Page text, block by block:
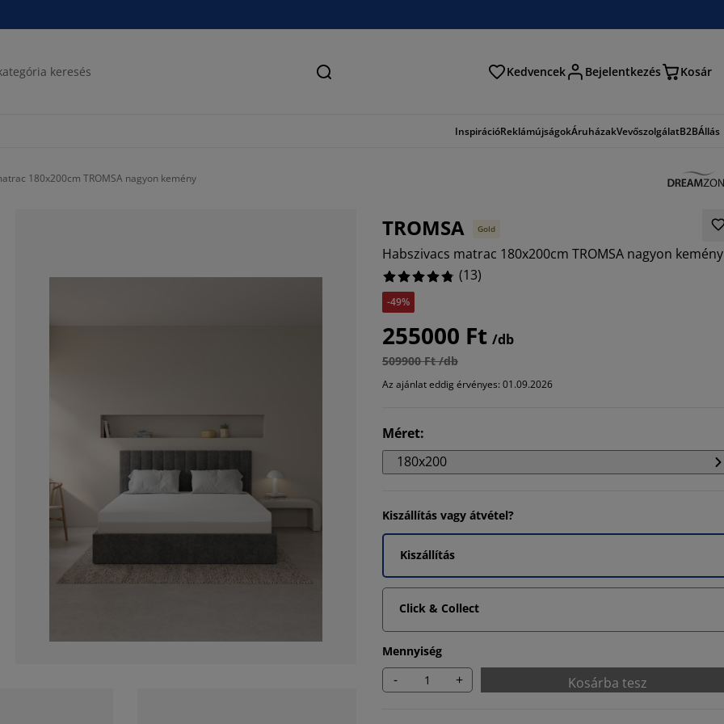
Keresés Kedvencek Bejelentkezés Kosár
InspirációReklámújságokÁruházakVevőszolgálatB2BÁllás
180x200cm TROMSA nagyon kemény
TROMSA Gold
Habszivacs matrac 180x200cm TROMSA nagyon kemény
(13)
-49%
255000 Ft /db
509900 Ft /db
Az ajánlat eddig érvényes: 01.09.2026
Méret:
180x200
Kiszállítás vagy átvétel?
Kiszállítás
Click & Collect
Mennyiség
- + Kosárba tesz
7.6923076923076925%